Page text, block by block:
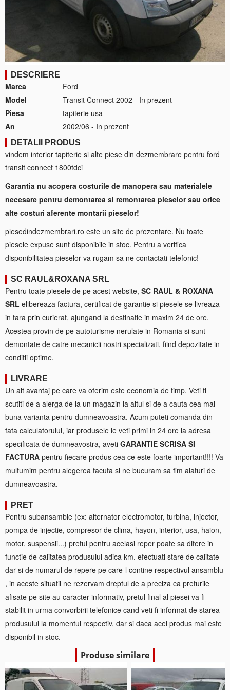
DESCRIERE
Marca
Ford
Model
Transit Connect 2002 - In prezent
Piesa
tapiterie usa
An
2002/06 - In prezent
DETALII PRODUS
vindem interior tapiterie si alte piese din dezmembrare pentru ford
transit connect 1800tdci
Garantia nu acopera costurile de manopera sau materialele
necesare pentru demontarea si remontarea pieselor sau orice
alte costuri aferente montarii pieselor!
piesedindezmembrari.ro este un site de prezentare. Nu toate
piesele expuse sunt disponibile in stoc. Pentru a verifica
disponibilitatea pieselor va rugam sa ne contactati telefonic!
SC RAUL&ROXANA SRL
Pentru toate piesele de pe acest website, SC RAUL & ROXANA
SRL elibereaza factura, certificat de garantie si piesele se livreaza
in tara prin curierat, ajungand la destinatie in maxim 24 de ore.
Acestea provin de pe autoturisme nerulate in Romania si sunt
demontate de catre mecanicii nostri specializati, fiind depozitate in
conditii optime.
LIVRARE
Un alt avantaj pe care va oferim este economia de timp. Veti fi
scutiti de a alerga de la un magazin la altul si de a cauta cea mai
buna varianta pentru dumneavoastra. Acum puteti comanda din
fata calculatorului, iar produsele le veti primi in 24 ore la adresa
specificata de dumneavostra, aveti GARANTIE SCRISA SI
FACTURA pentru fiecare produs cea ce este foarte important!!!! Va
multumim pentru alegerea facuta si ne bucuram sa fim alaturi de
dumneavoastra.
PRET
Pentru subansamble (ex: alternator electromotor, turbina, injector,
pompa de injectie, compresor de clima, hayon, interior, usa, haion,
motor, suspensii...) pretul pentru acelasi reper poate sa difere in
functie de calitatea produsului adica km. efectuati stare de calitate
dar si de numarul de repere pe care-l contine respectivul ansamblu
, in aceste situatii ne rezervam dreptul de a preciza ca preturile
afisate pe site au caracter informativ, pretul final al piesei va fi
stabilit in urma convorbirii telefonice cand veti fi informat de starea
produsului la momentul respectiv, dar si daca acel produs mai este
disponibil in stoc.
Produse similare